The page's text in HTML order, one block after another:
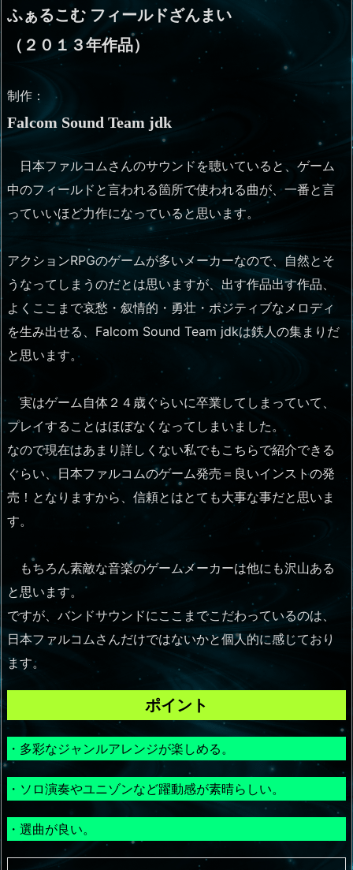
ふぁるこむ フィールドざんまい
（２０１３年作品）
制作：
Falcom Sound Team jdk
日本ファルコムさんのサウンドを聴いていると、ゲーム
中のフィールドと言われる箇所で使われる曲が、一番と言
っていいほど力作になっていると思います。
アクションRPGのゲームが多いメーカーなので、自然とそ
うなってしまうのだとは思いますが、出す作品出す作品、
よくここまで哀愁・叙情的・勇壮・ポジティブなメロディ
を生み出せる、Falcom Sound Team jdkは鉄人の集まりだ
と思います。
実はゲーム自体２４歳ぐらいに卒業してしまっていて、
プレイすることはほぼなくなってしまいました。
なので現在はあまり詳しくない私でもこちらで紹介できる
ぐらい、日本ファルコムのゲーム発売＝良いインストの発
売！となりますから、信頼とはとても大事な事だと思いま
す。
もちろん素敵な音楽のゲームメーカーは他にも沢山ある
と思います。
ですが、バンドサウンドにここまでこだわっているのは、
日本ファルコムさんだけではないかと個人的に感じており
ます。
ポイント
・多彩なジャンルアレンジが楽しめる。
・ソロ演奏やユニゾンなど躍動感が素晴らしい。
・選曲が良い。